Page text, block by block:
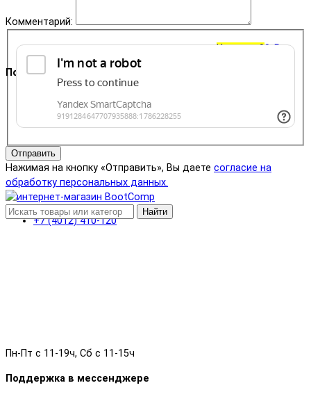
Корзина 00 ₽
Поддержка
+7 (4012) 410-120
Пн-Пт с 11-19ч, Сб с 11-15ч
Поддержка в мессенджере
Комментарий:
Отправить
Нажимая на кнопку «Отправить», Вы даете согласие на
обработку персональных данных.
Найти